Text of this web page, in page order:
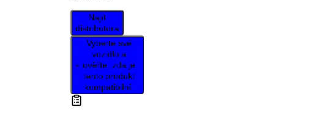
Najít
distributora
Vyberte své
vozidlo a
ověřte, zda je
tento produkt
kompatibilní.